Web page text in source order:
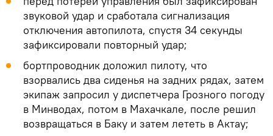
звуковой удар и сработала сигнализация
отключения автопилота, спустя 34 секунды
зафиксировали повторный удар;
бортпроводник доложил пилоту, что
взорвались два сиденья на задних рядах, затем
экипаж запросил у диспетчера Грозного погоду
в Минводах, потом в Махачкале, после решил
возвращаться в Баку и затем лететь в Актау;